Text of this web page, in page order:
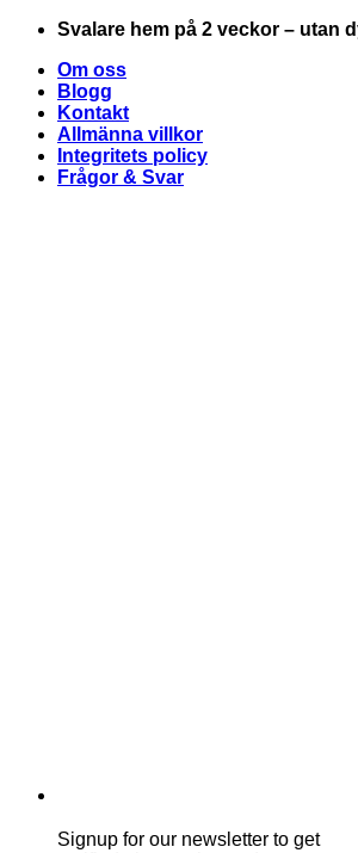
Skip
content
Svalare hem på 2 veckor – utan
Om oss
Blogg
Kontakt
Allmänna villkor
Integritets policy
Frågor & Svar
Signup for our newsletter to get